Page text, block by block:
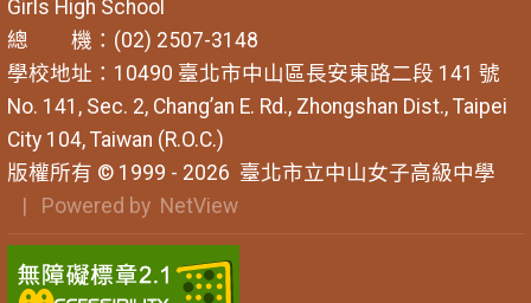
Girls High School
總 機：(02) 2507-3148
學校地址：10490 臺北市中山區長安東路二段 141 號
No. 141, Sec. 2, Chang’an E. Rd., Zhongshan Dist., Taipei
City 104, Taiwan (R.O.C.)
版權所有 © 1999 - 2026 臺北市立中山女子高級中學
| Powered by NetView